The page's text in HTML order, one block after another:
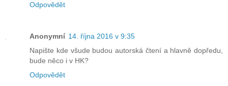
Odpovědět
Anonymní 14. října 2016 v 9:35
Napište kde všude budou autorská čtení a hlavně dopředu,
bude něco i v HK?
Odpovědět